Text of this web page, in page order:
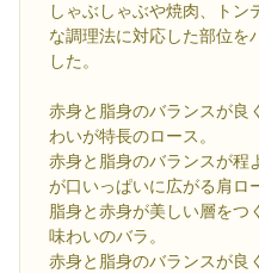
しゃぶしゃぶや焼肉、トン
な調理法に対応した部位を
した。
赤身と脂身のバランスが良
わいが特長のロース。
赤身と脂身のバランスが程
が口いっぱいに広がる肩ロ
脂身と赤身が美しい層をつ
味わいのバラ。
赤身と脂身のバランスが良